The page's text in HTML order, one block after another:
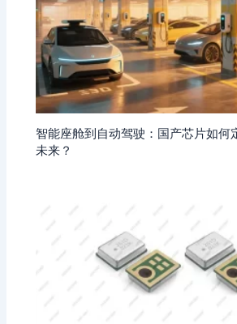
智能座舱到自动驾驶：国产芯片如何
未来？